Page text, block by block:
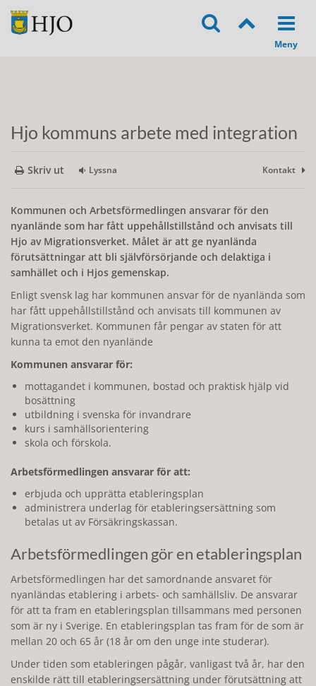
Hjo kommuns arbete med integration
Skriv ut Lyssna Kontakt
Kommunen och Arbetsförmedlingen ansvarar för den
nyanlände som har fått uppehållstillstånd och anvisats till
Hjo av Migrationsverket. Målet är att ge nyanlända
förutsättningar att bli självförsörjande och delaktiga i
samhället och i Hjos gemenskap.
Enligt svensk lag har kommunen ansvar för de nyanlända som
har fått uppehållstillstånd och anvisats till kommunen av
Migrationsverket. Kommunen får pengar av staten för att
kunna ta emot den nyanlände
Kommunen ansvarar för:
mottagandet i kommunen, bostad och praktisk hjälp vid
bosättning
utbildning i svenska för invandrare
kurs i samhällsorientering
skola och förskola.
Arbetsförmedlingen ansvarar för att:
erbjuda och upprätta etableringsplan
administrera underlag för etableringsersättning som
betalas ut av Försäkringskassan.
Arbetsförmedlingen gör en etableringsplan
Arbetsförmedlingen har det samordnande ansvaret för
nyanländas etablering i arbets- och samhällsliv. De ansvarar
för att ta fram en etableringsplan tillsammans med personen
som är ny i Sverige. En etableringsplan tas fram för de som är
mellan 20 och 65 år (18 år om den unge inte studerar).
Under tiden som etableringen pågår, vanligast två år, har den
enskilde rätt till etableringsersättning under förutsättning att